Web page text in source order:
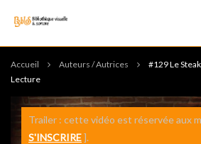
Accueil Auteurs / Autrices
#129 Le
Lecture
Trailer : cette vidéo est réservée aux
S'INSCRIRE].